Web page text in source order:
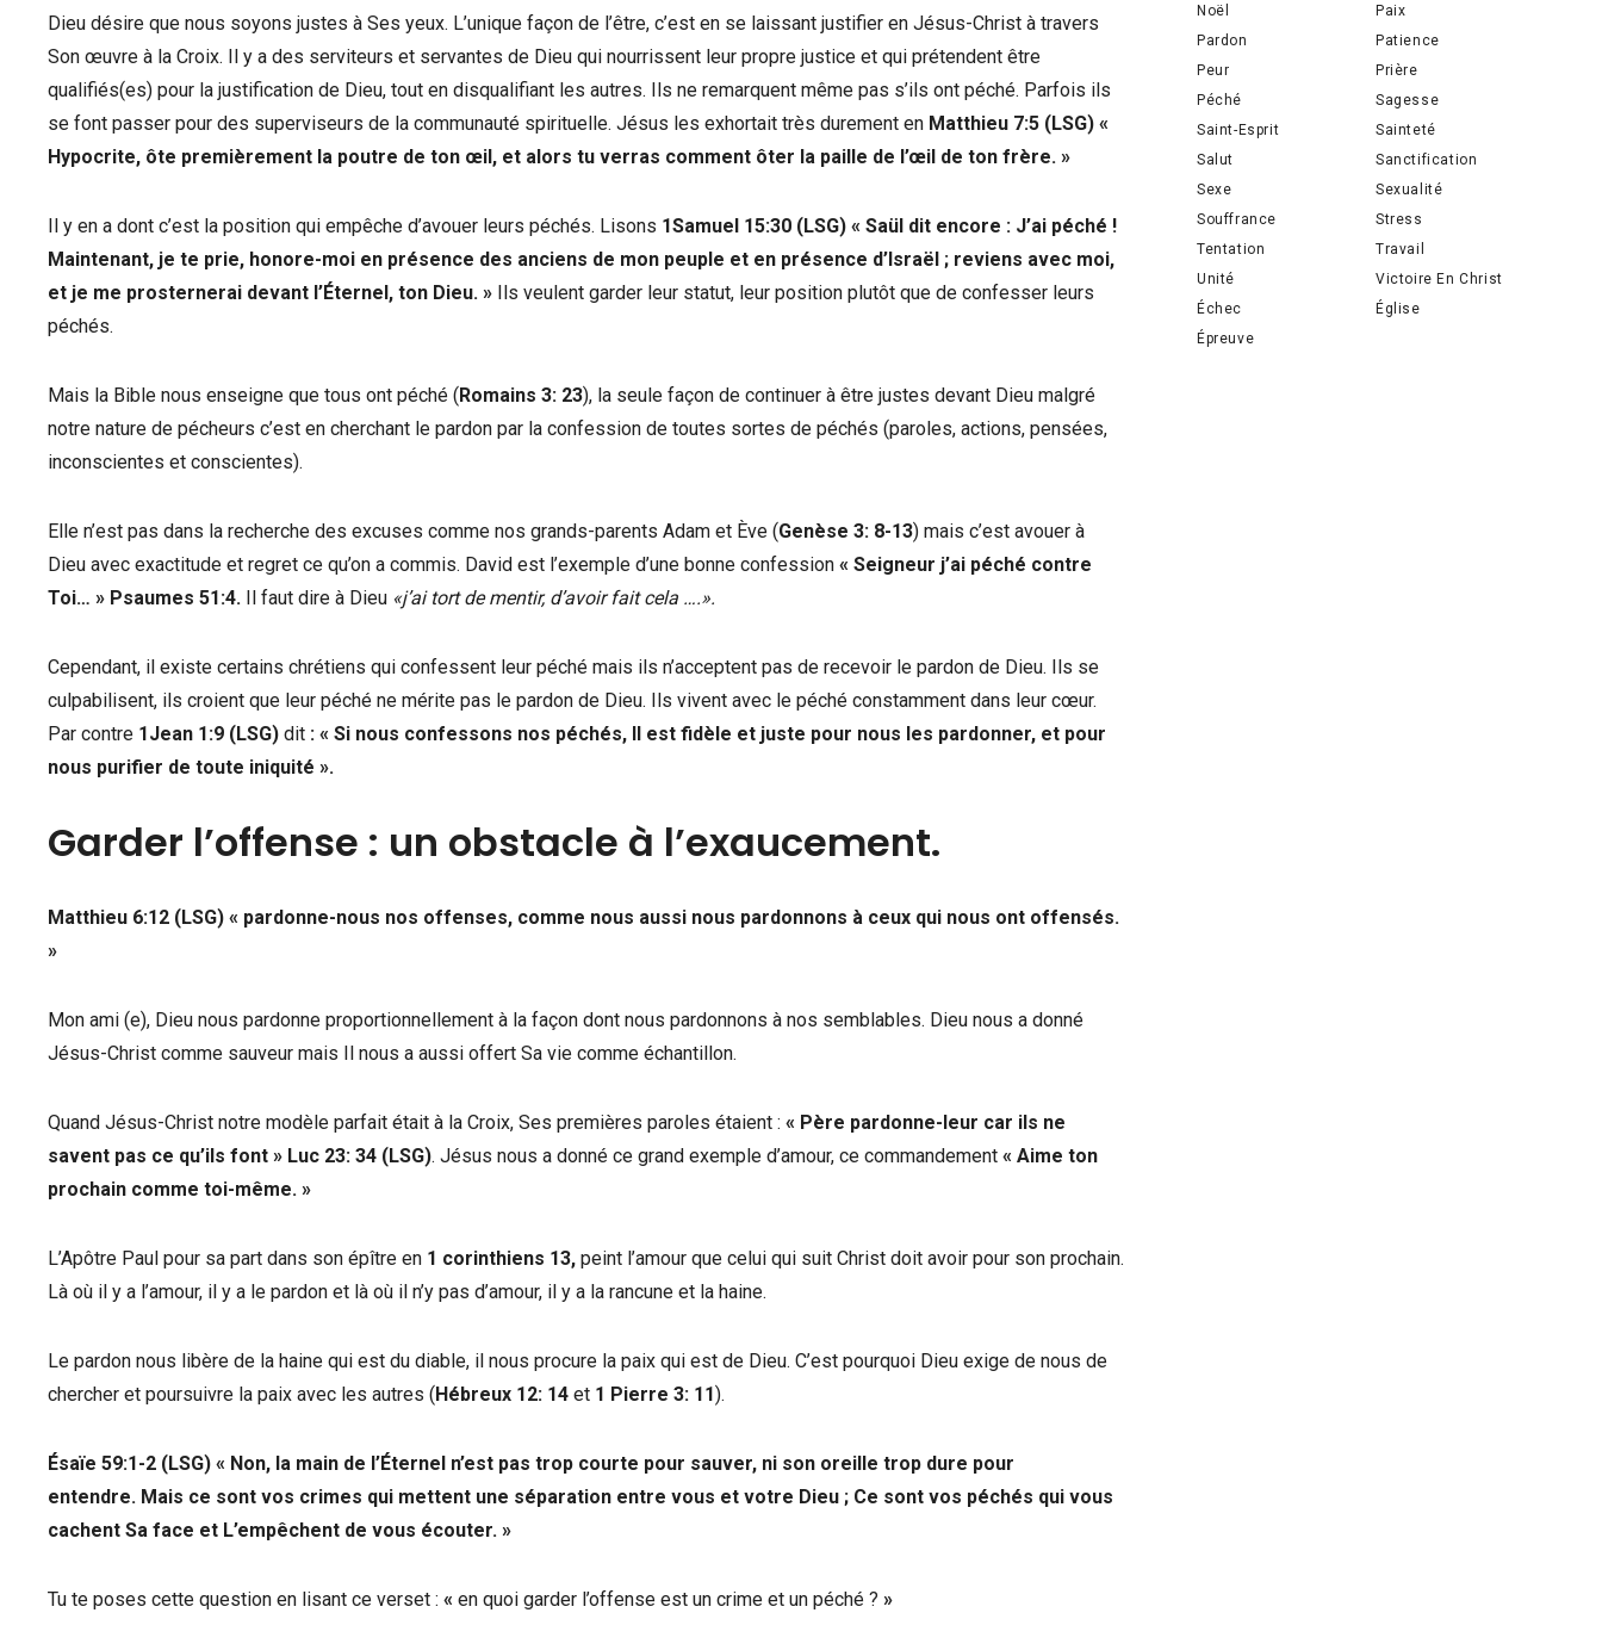
Dieu désire que nous soyons justes à Ses yeux. L’unique façon de l’être, c’est en se laissant justifier en Jésus-Christ à travers
Son œuvre à la Croix. Il y a des serviteurs et servantes de Dieu qui nourrissent leur propre justice et qui prétendent être
qualifiés(es) pour la justification de Dieu, tout en disqualifiant les autres. Ils ne remarquent même pas s’ils ont péché. Parfois ils
se font passer pour des superviseurs de la communauté spirituelle. Jésus les exhortait très durement en Matthieu 7:5 (LSG) «
Hypocrite, ôte premièrement la poutre de ton œil, et alors tu verras comment ôter la paille de l’œil de ton frère. »
Il y en a dont c’est la position qui empêche d’avouer leurs péchés. Lisons 1Samuel 15:30 (LSG) « Saül dit encore : J’ai péché !
Maintenant, je te prie, honore-moi en présence des anciens de mon peuple et en présence d’Israël ; reviens avec moi,
et je me prosternerai devant l’Éternel, ton Dieu. » Ils veulent garder leur statut, leur position plutôt que de confesser leurs
péchés.
Mais la Bible nous enseigne que tous ont péché (Romains 3: 23), la seule façon de continuer à être justes devant Dieu malgré
notre nature de pécheurs c’est en cherchant le pardon par la confession de toutes sortes de péchés (paroles, actions, pensées,
inconscientes et conscientes).
Elle n’est pas dans la recherche des excuses comme nos grands-parents Adam et Ève (Genèse 3: 8-13) mais c’est avouer à
Dieu avec exactitude et regret ce qu’on a commis. David est l’exemple d’une bonne confession « Seigneur j’ai péché contre
Toi… » Psaumes 51:4. Il faut dire à Dieu «j’ai tort de mentir, d’avoir fait cela ….».
Cependant, il existe certains chrétiens qui confessent leur péché mais ils n’acceptent pas de recevoir le pardon de Dieu. Ils se
culpabilisent, ils croient que leur péché ne mérite pas le pardon de Dieu. Ils vivent avec le péché constamment dans leur cœur.
Par contre 1Jean 1:9 (LSG) dit : « Si nous confessons nos péchés, Il est fidèle et juste pour nous les pardonner, et pour
nous purifier de toute iniquité ».
Garder l’offense : un obstacle à l’exaucement.
Matthieu 6:12 (LSG) « pardonne-nous nos offenses, comme nous aussi nous pardonnons à ceux qui nous ont offensés.
»
Mon ami (e), Dieu nous pardonne proportionnellement à la façon dont nous pardonnons à nos semblables. Dieu nous a donné
Jésus-Christ comme sauveur mais Il nous a aussi offert Sa vie comme échantillon.
Quand Jésus-Christ notre modèle parfait était à la Croix, Ses premières paroles étaient : « Père pardonne-leur car ils ne
savent pas ce qu’ils font » Luc 23: 34 (LSG). Jésus nous a donné ce grand exemple d’amour, ce commandement « Aime ton
prochain comme toi-même. »
L’Apôtre Paul pour sa part dans son épître en 1 corinthiens 13, peint l’amour que celui qui suit Christ doit avoir pour son prochain.
Là où il y a l’amour, il y a le pardon et là où il n’y pas d’amour, il y a la rancune et la haine.
Le pardon nous libère de la haine qui est du diable, il nous procure la paix qui est de Dieu. C’est pourquoi Dieu exige de nous de
chercher et poursuivre la paix avec les autres (Hébreux 12: 14 et 1 Pierre 3: 11).
Ésaïe 59:1-2 (LSG) « Non, la main de l’Éternel n’est pas trop courte pour sauver, ni son oreille trop dure pour
entendre. Mais ce sont vos crimes qui mettent une séparation entre vous et votre Dieu ; Ce sont vos péchés qui vous
cachent Sa face et L’empêchent de vous écouter. »
Tu te poses cette question en lisant ce verset : « en quoi garder l’offense est un crime et un péché ? »
Noël
Paix
Pardon
Patience
Peur
Prière
Péché
Sagesse
Saint-Esprit
Sainteté
Salut
Sanctification
Sexe
Sexualité
Souffrance
Stress
Tentation
Travail
Unité
Victoire En Christ
Échec
Église
Épreuve